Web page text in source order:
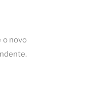
o novo